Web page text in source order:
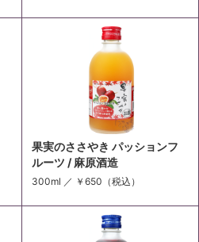
果実のささやき パッションフ
ルーツ / 麻原酒造
300ml ／ ￥650 （税込）